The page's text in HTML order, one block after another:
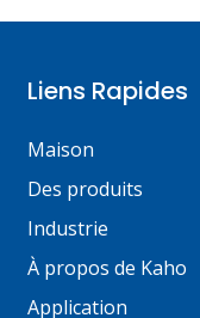
Liens Rapides
Maison
Des produits
Industrie
À propos de Kaho
Application